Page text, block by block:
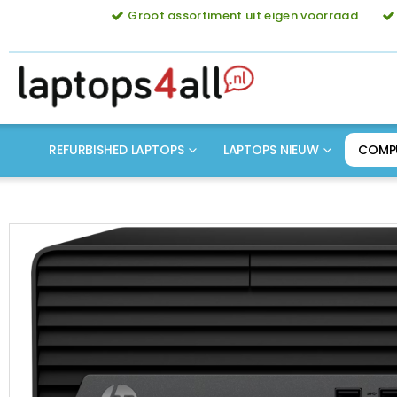
Groot assortiment uit eigen voorraad
REFURBISHED LAPTOPS LAPTOPS NIEUW